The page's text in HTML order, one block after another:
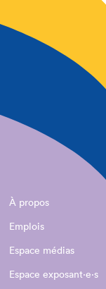
À propos
Emplois
Espace médias
Espace exposant·e⋅s